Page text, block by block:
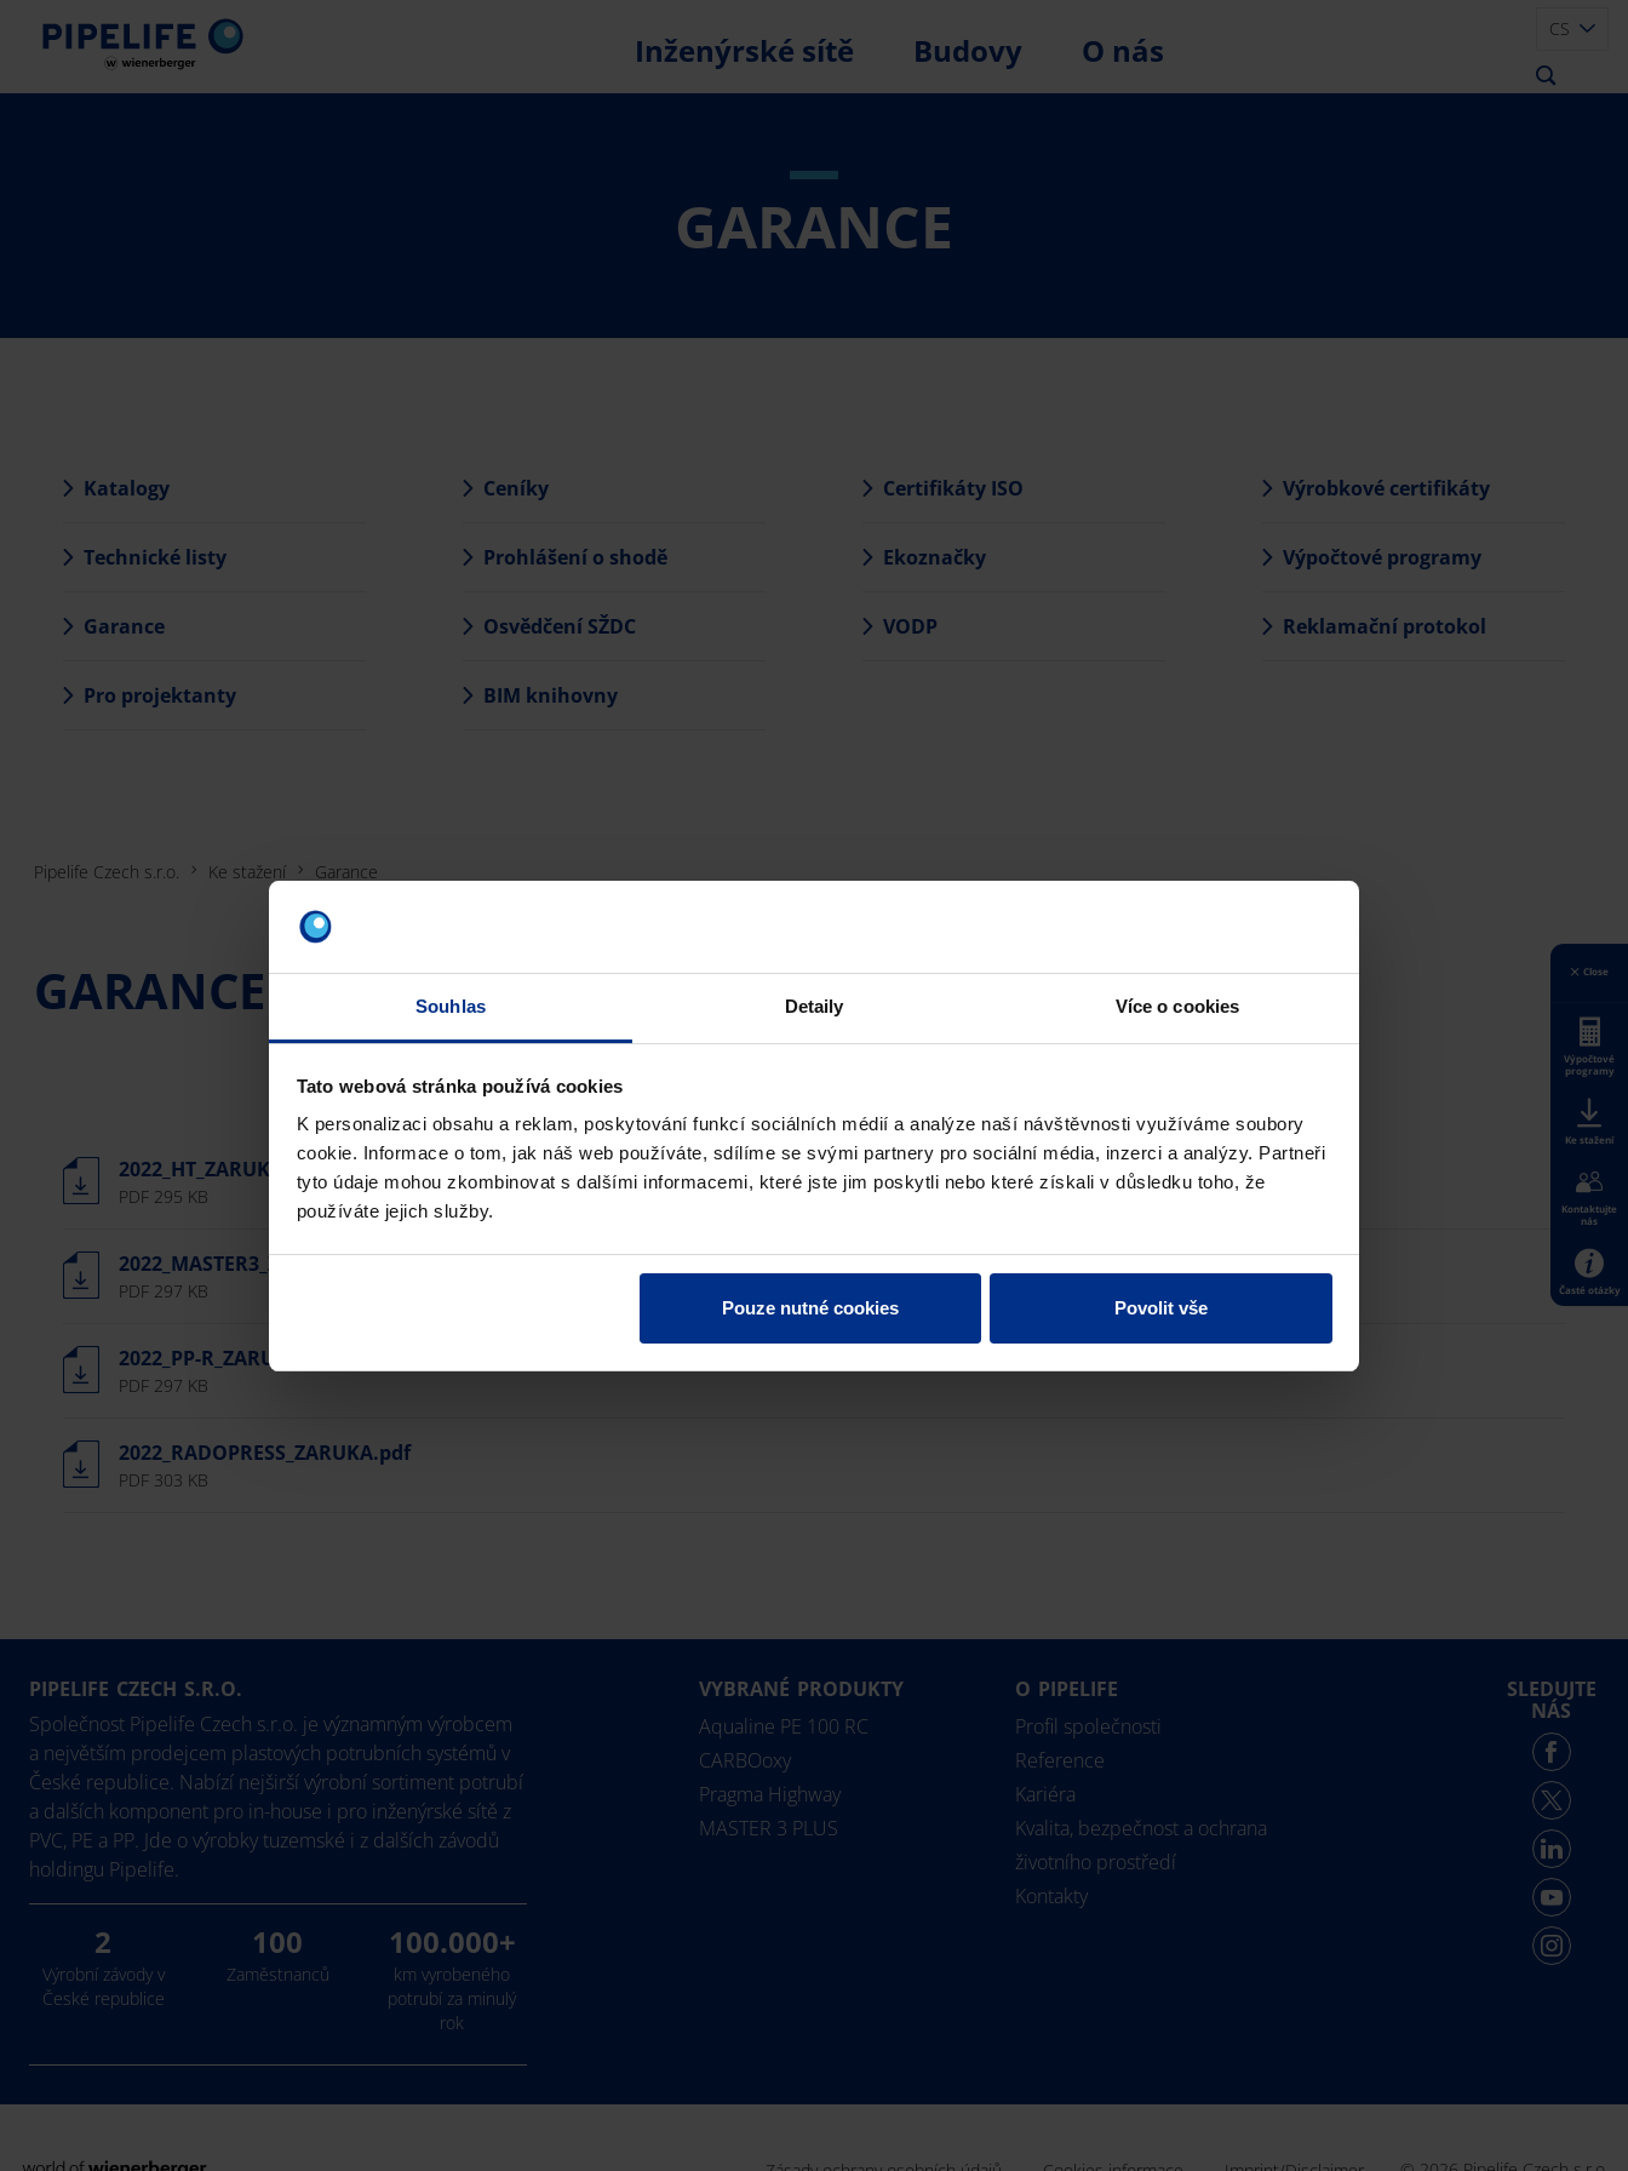
Souhlas Detaily Více o cookies
Tato webová stránka používá cookies
K personalizaci obsahu a reklam, poskytování funkcí sociálních médií a analýze naší návštěvnosti využíváme soubory
cookie. Informace o tom, jak náš web používáte, sdílíme se svými partnery pro sociální média, inzerci a analýzy. Partneři
tyto údaje mohou zkombinovat s dalšími informacemi, které jste jim poskytli nebo které získali v důsledku toho, že
používáte jejich služby.
Pouze nutné cookies Povolit vše
Inženýrské sítě Budovy O nás
CS
GARANCE
Katalogy
Technické listy
Garance
Pro projektanty
Ceníky
Prohlášení o shodě
Osvědčení SŽDC
BIM knihovny
Certifikáty ISO
Ekoznačky
VODP
Výrobkové certifikáty
Výpočtové programy
Reklamační protokol
Pipelife Czech s.r.o. Ke stažení Garance
GARANCE
2022_HT_ZARUKA.pdf
PDF 295 KB
2022_MASTER3_ZARUKA.pdf
PDF 297 KB
2022_PP-R_ZARUKA.pdf
PDF 297 KB
2022_RADOPRESS_ZARUKA.pdf
PDF 303 KB
Close
Výpočtové
programy
Ke stažení
Kontaktujte
nás
Časté otázky
PIPELIFE CZECH S.R.O.
Společnost Pipelife Czech s.r.o. je významným výrobcem
a největším prodejcem plastových potrubních systémů v
České republice. Nabízí nejširší výrobní sortiment potrubí
a dalších komponent pro in-house i pro inženýrské sítě z
PVC, PE a PP. Jde o výrobky tuzemské i z dalších závodů
holdingu Pipelife.
2
Výrobní závody v
České republice
100
Zaměstnanců
100.000+
km vyrobeného
potrubí za minulý
rok
VYBRANÉ PRODUKTY
Aqualine PE 100 RC
CARBOoxy
Pragma Highway
MASTER 3 PLUS
O PIPELIFE
Profil společnosti
Reference
Kariéra
Kvalita, bezpečnost a ochrana
životního prostředí
Kontakty
SLEDUJTE
NÁS